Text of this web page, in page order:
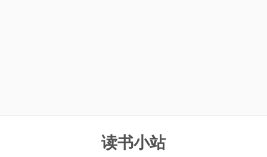
读书小站